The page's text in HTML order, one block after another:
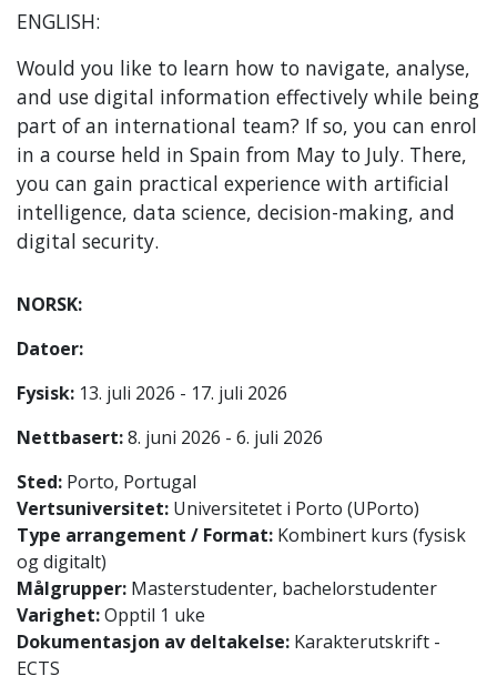
ENGLISH:
Would you like to learn how to navigate, analyse,
and use digital information effectively while being
part of an international team? If so, you can enrol
in a course held in Spain from May to July. There,
you can gain practical experience with artificial
intelligence, data science, decision-making, and
digital security.
NORSK:
Datoer:
Fysisk: 13. juli 2026 - 17. juli 2026
Nettbasert:8. juni 2026 - 6. juli 2026
Sted: Porto, Portugal
Vertsuniversitet: Universitetet i Porto (UPorto)
Type arrangement / Format: Kombinert kurs (fysisk
og digitalt)
Målgrupper: Masterstudenter, bachelorstudenter
Varighet:Opptil 1 uke
Dokumentasjon av deltakelse: Karakterutskrift -
ECTS